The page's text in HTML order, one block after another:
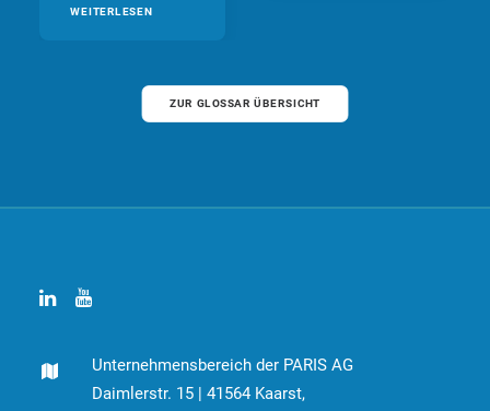
WEITERLESEN
ZUR GLOSSAR ÜBERSICHT
Unternehmensbereich der PARIS AG
Daimlerstr. 15 | 41564 Kaarst,